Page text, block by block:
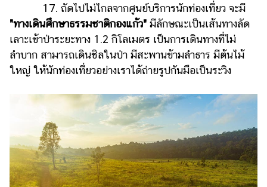
17. ถัดไปไม่ไกลจากศูนย์บริการนักท่องเที่ยว จะมี
"ทางเดินศึกษาธรรมชาติกองแก้ว" มีลักษณะเป็นเส้นทางลัด
เลาะเข้าป่าระยะทาง 1.2 กิโลเมตร เป็นการเดินทางที่ไม่
ลำบาก สามารถเดินชิลในป่า มีสะพานข้ามลำธาร มีต้นไม้
ใหญ่ ให้นักท่องเที่ยวอย่างเราได้ถ่ายรูปกันมือเป็นระวิง